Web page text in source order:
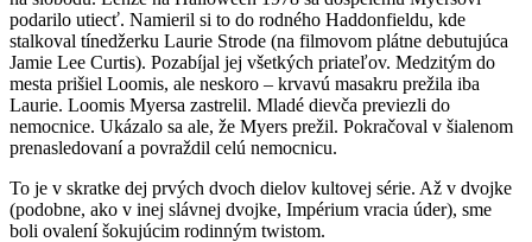
podarilo utiecť. Namieril si to do rodného Haddonfieldu, kde
stalkoval tínedžerku Laurie Strode (na filmovom plátne debutujúca
Jamie Lee Curtis). Pozabíjal jej všetkých priateľov. Medzitým do
mesta prišiel Loomis, ale neskoro – krvavú masakru prežila iba
Laurie. Loomis Myersa zastrelil. Mladé dievča previezli do
nemocnice. Ukázalo sa ale, že Myers prežil. Pokračoval v šialenom
prenasledovaní a povraždil celú nemocnicu.
To je v skratke dej prvých dvoch dielov kultovej série. Až v dvojke
(podobne, ako v inej slávnej dvojke, Impérium vracia úder), sme
boli ovalení šokujúcim rodinným twistom.